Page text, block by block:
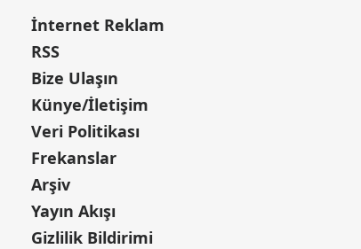
İnternet Reklam
RSS
Bize Ulaşın
Künye/İletişim
Veri Politikası
Frekanslar
Arşiv
Yayın Akışı
Gizlilik Bildirimi